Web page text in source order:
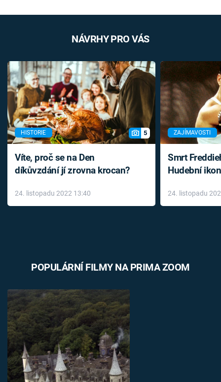
NÁVRHY PRO VÁS
HISTORIE 5
Víte, proč se na Den
díkůvzdání jí zrovna krocan?
24. listopadu 2022 13:40
ZAJÍMAVOSTI
Smrt
Hudební
léky
24. listopadu
POPULÁRNÍ FILMY NA PRIMA ZOOM